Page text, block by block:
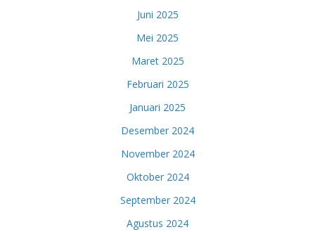
Juni 2025
Mei 2025
Maret 2025
Februari 2025
Januari 2025
Desember 2024
November 2024
Oktober 2024
September 2024
Agustus 2024